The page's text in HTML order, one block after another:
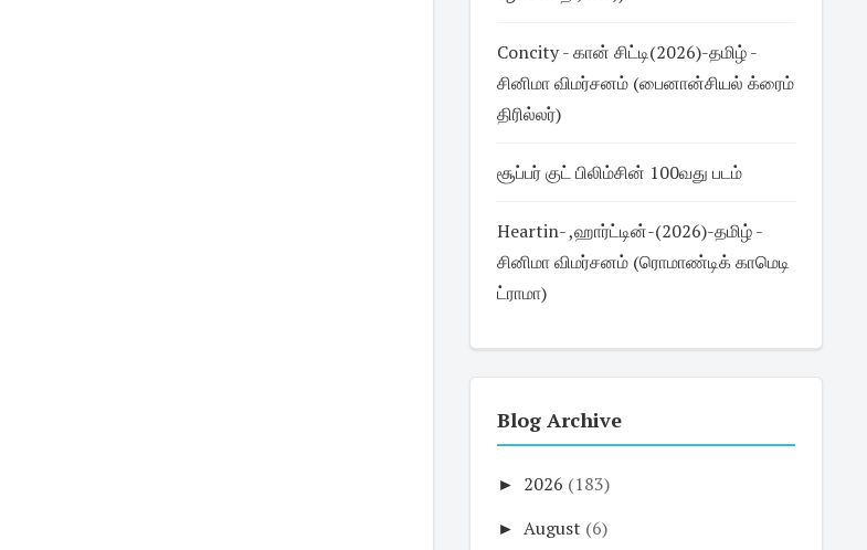
Concity - கான் சிட்டி(2026)-தமிழ் -
சினிமா விமர்சனம் (பைனான்சியல் க்ரைம்
திரில்லர்)
சூப்பர் குட் பிலிம்சின் 100வது படம்
Heartin- ,ஹார்ட்டின்-(2026)-தமிழ் -
சினிமா விமர்சனம் (ரொமாண்டிக் காமெடி
ட்ராமா)
Blog Archive
► 2026 (183)
► August (6)